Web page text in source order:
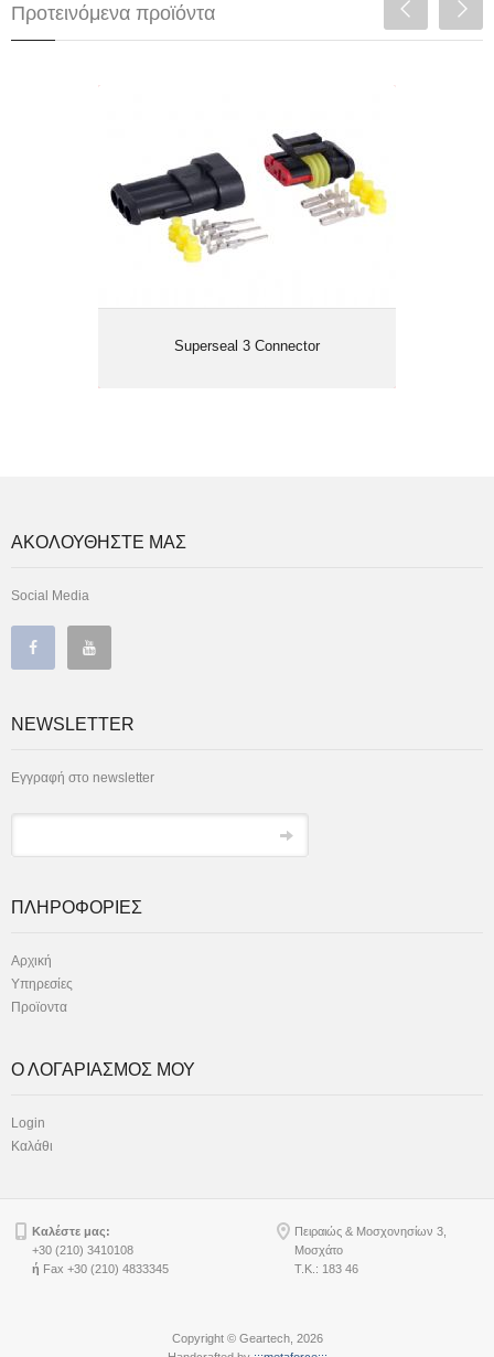
Προτεινόμενα προϊόντα
Superseal 3 Connector
ΑΚΟΛΟΥΘΗΣΤΕ ΜΑΣ
Social Media
NEWSLETTER
Εγγραφή στο newsletter
ΠΛΗΡΟΦΟΡΙΕΣ
Αρχική
Υπηρεσίες
Προϊοντα
Ο ΛΟΓΑΡΙΑΣΜΟΣ ΜΟΥ
Login
Καλάθι
Καλέστε μας:
+30 (210) 3410108
ή Fax +30 (210) 4833345
Πειραιώς & Μοσχονησίων 3,
Μοσχάτο
Τ.Κ.: 183 46
Copyright © Geartech, 2026